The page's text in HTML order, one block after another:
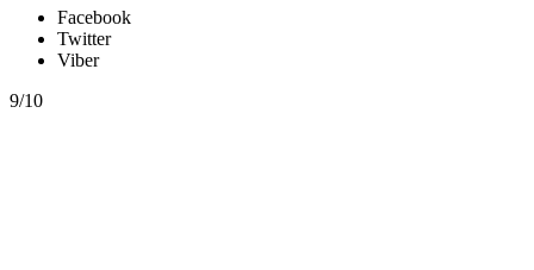
Facebook
Twitter
Viber
9/10